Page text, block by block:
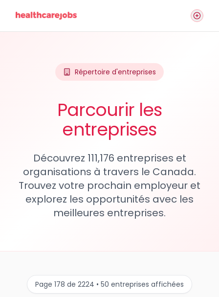
Répertoire d'entreprises
Parcourir les
entreprises
Découvrez 111,176 entreprises et
organisations à travers le Canada.
Trouvez votre prochain employeur et
explorez les opportunités avec les
meilleures entreprises.
Page 178 de 2224 • 50 entreprises affichées